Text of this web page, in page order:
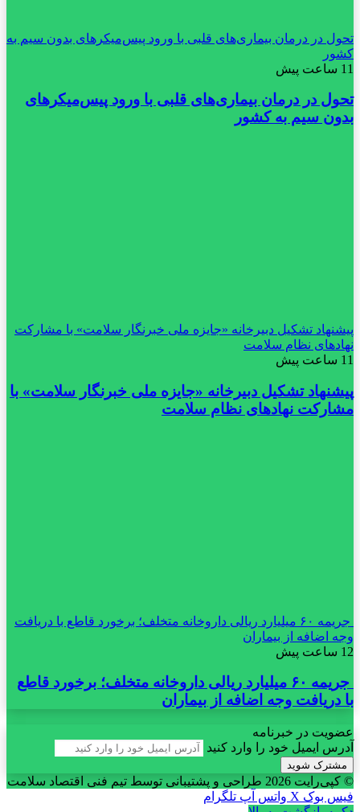
تحول در درمان بیماری‌های قلبی با ورود پیس‌میکرهای بدون سیم به
کشور
11 ساعت پیش
تحول در درمان بیماری‌های قلبی با ورود پیس‌میکرهای
بدون سیم به کشور
پیشنهاد تشکیل دبیرخانه «جایزه ملی خبرنگار سلامت» با مشارکت
نهادهای نظام سلامت
11 ساعت پیش
پیشنهاد تشکیل دبیرخانه «جایزه ملی خبرنگار سلامت» با
مشارکت نهادهای نظام سلامت
جریمه ۶۰ میلیارد ریالی داروخانه متخلف؛ برخورد قاطع با دریافت
وجه اضافه از بیماران
12 ساعت پیش
جریمه ۶۰ میلیارد ریالی داروخانه متخلف؛ برخورد قاطع
با دریافت وجه اضافه از بیماران
عضویت در خبرنامه
آدرس ایمیل خود را وارد کنید
© کپی‌رایت 2026
طراحی و پشتیبانی توسط تیم فنی اقتصاد سلامت
فیس بوک X واتس آپ تلگرام